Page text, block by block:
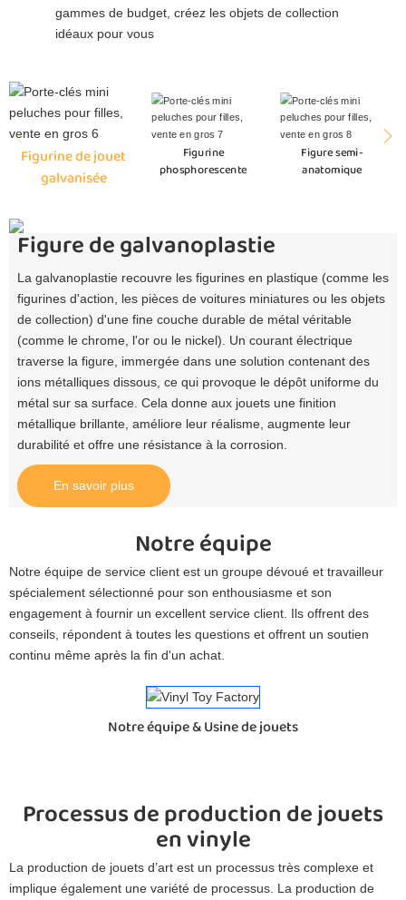
gammes de budget, créez les objets de collection
idéaux pour vous
Figurine de jouet
galvanisée
Figurine
phosphorescente
Figure semi-
anatomique
Figure de galvanoplastie
La galvanoplastie recouvre les figurines en plastique (comme les
figurines d'action, les pièces de voitures miniatures ou les objets
de collection) d'une fine couche durable de métal véritable
(comme le chrome, l'or ou le nickel). Un courant électrique
traverse la figure, immergée dans une solution contenant des
ions métalliques dissous, ce qui provoque le dépôt uniforme du
métal sur sa surface. Cela donne aux jouets une finition
métallique brillante, améliore leur réalisme, augmente leur
durabilité et offre une résistance à la corrosion.
En savoir plus
Notre équipe
Notre équipe de service client est un groupe dévoué et travailleur
spécialement sélectionné pour son enthousiasme et son
engagement à fournir un excellent service client. Ils offrent des
conseils, répondent à toutes les questions et offrent un soutien
continu même après la fin d'un achat.
Notre équipe & Usine de jouets
Processus de production de jouets
en vinyle
La production de jouets d’art est un processus très complexe et
implique également une variété de processus. La production de